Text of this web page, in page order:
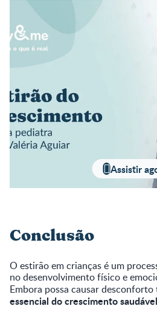
Assistir
Conclusão
O estirão em crianças é um
no desenvolvimento físico e
Embora possa causar
essencial do crescimento